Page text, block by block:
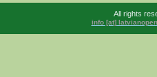
All rights
info [at]